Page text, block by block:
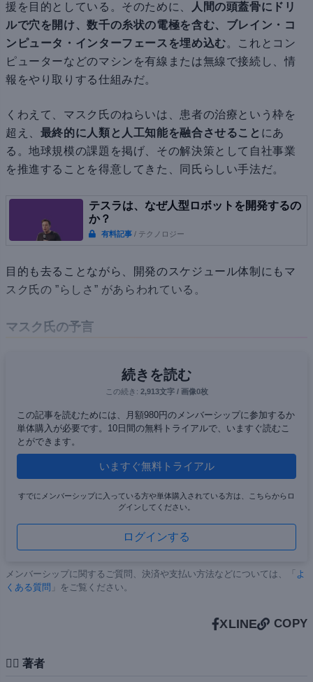
援を目的としている。そのために、
人間の頭蓋骨にドリ
ルで穴を開け、数千の糸状の電極を含む、ブレイン・コ
ンピュータ・インターフェースを埋め込む。これとコン
ピューターなどのマシンを有線または無線で接続し、情
報をやり取りする仕組みだ。
くわえて、マスク氏のねらいは、患者の治療という枠を
超え、 最終的に人類と人工知能を融合させること にあ
る。地球規模の課題を掲げ、その解決策として自社事業
を推進することを得意してきた、同氏らしい手法だ。
テスラは、なぜ人型ロボットを開発するの
か？
有料記事 / テクノロジー
目的も去ることながら、開発のスケジュール体制にもマ
スク氏の ”らしさ” があらわれている。
マスク氏の予言
続きを読む
この続き: 2,913文字 / 画像0枚
この記事を読むためには、月額980円のメンバーシップに参加するか
単体購入が必要です。10日間の無料トライアルで、いますぐ読むこ
とができます。
いますぐ無料トライアル
すでにメンバーシップに入っている方や単体購入されている方は、こちらからロ
グインしてください。
ログインする
メンバーシップに関するご質問、決済や支払い方法などについては、「 よ
くある質問
」をご覧ください。
XLINE COPY
✍🏻 著者